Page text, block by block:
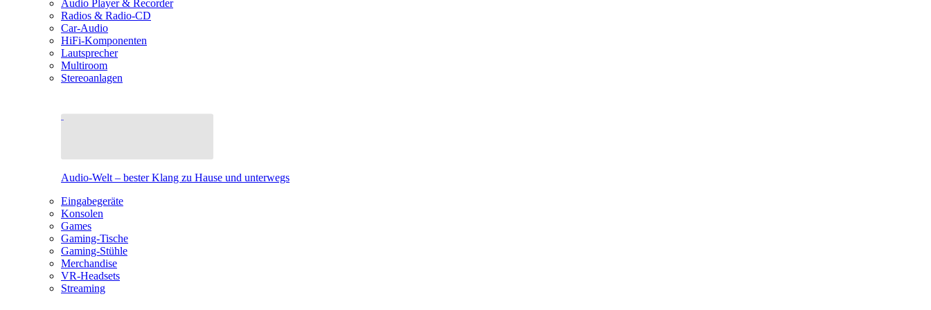
Audio Player & Recorder
Radios & Radio-CD
Car-Audio
HiFi-Komponenten
Lautsprecher
Multiroom
Stereoanlagen
Audio-Welt – bester Klang zu Hause und unterwegs
Eingabegeräte
Konsolen
Games
Gaming-Tische
Gaming-Stühle
Merchandise
VR-Headsets
Streaming